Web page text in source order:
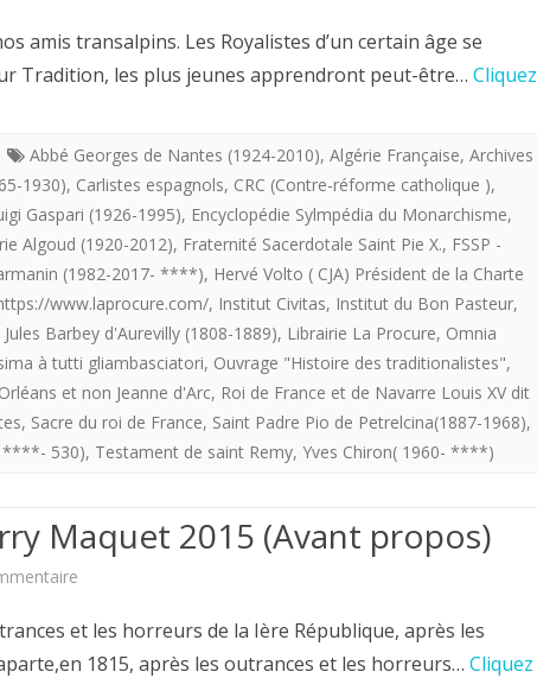
le
que
la
France
ait
connu.
(Hervé
Volto)
Volto
Histoire
des
Catholiques
de
Tradition.
amis transalpins. Les Royalistes d’un certain âge se
Tradition, les plus jeunes apprendront peut-être… Cliquez
Abbé Georges de Nantes (1924-2010), Algérie Française, Archives
1930), Carlistes espagnols, CRC (Contre-réforme catholique ),
Gaspari (1926-1995), Encyclopédie Sylmpédia du Monarchisme,
Algoud (1920-2012), Fraternité Sacerdotale Saint Pie X., FSSP -
(1982-2017- ****), Hervé Volto ( CJA) Président de la Charte
www.laprocure.com/, Institut Civitas, Institut du Bon Pasteur,
Jules Barbey d'Aurevilly (1808-1889), Librairie La Procure, Omnia
à tutti gliambasciatori, Ouvrage "Histoire des traditionalistes",
et non Jeanne d'Arc, Roi de France et de Navarre Louis XV dit
, Sacre du roi de France, Saint Padre Pio de Petrelcina(1887-1968),
****- 530), Testament de saint Remy, Yves Chiron( 1960- ****)
Maquet 2015 (Avant propos)
sacre
et les horreurs de la Ière République, après les
1815, après les outrances et les horreurs… Cliquez